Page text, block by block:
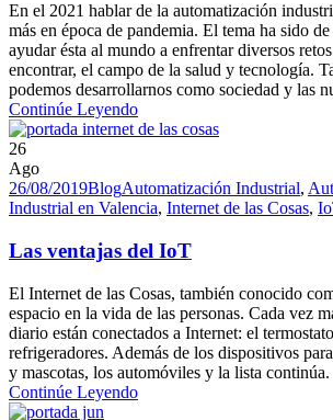
En el 2021 hablar de la automatización
más en época de pandemia. El tema ha sido
ayudar ésta al mundo a enfrentar diversos
encontrar, el campo de la salud y tecnología.
podemos desarrollarnos como sociedad y las
Continúe Leyendo
26
Ago
26/08/2019BlogAutomatización Industrial,
Industrial en Valencia, Internet de las Cosas,
Las ventajas del IoT
El Internet de las Cosas, también conocido
espacio en la vida de las personas. Cada vez
diario están conectados a Internet: el
refrigeradores. Además de los dispositivos
y mascotas, los automóviles y la lista
Continúe Leyendo